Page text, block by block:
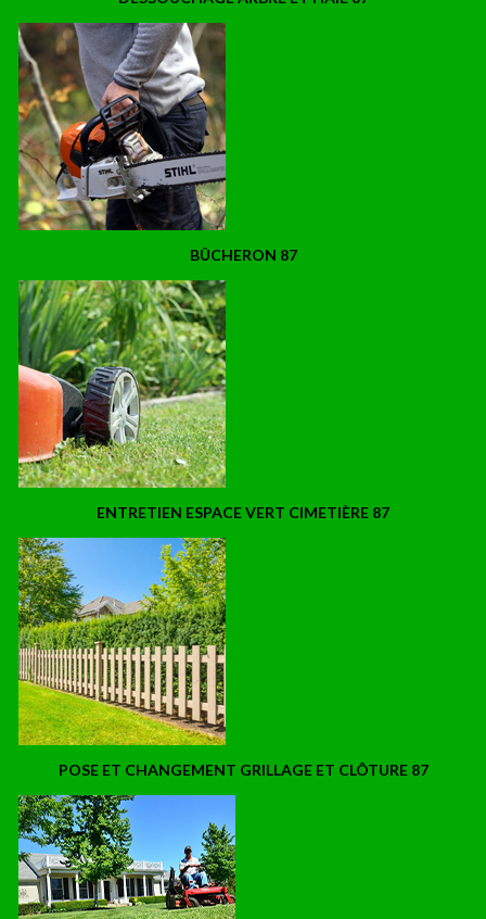
BÛCHERON 87
ENTRETIEN ESPACE VERT CIMETIÈRE 87
POSE ET CHANGEMENT GRILLAGE ET CLÔTURE 87